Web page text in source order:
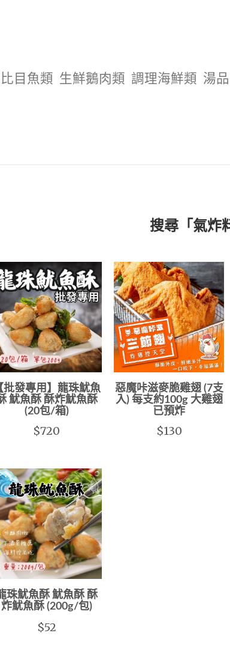
目魚類 生鮮鵝肉類 調理海鮮類 湯
搜尋「氣炸
批發專用】龍珠魷魚
魷魚酥 酥炸魷魚酥
(20包/箱)
$720
惡魔咔滋麥脆雞翅 (7支
入) 每支約100g 大雞翅
已預炸
$130
珠魷魚酥 魷魚酥 酥
炸魷魚酥 (200g/包)
$52